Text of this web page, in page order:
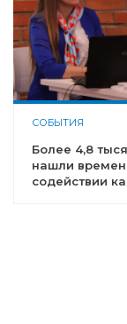
СОБЫТИЯ
Более 4,8
нашли
содействии